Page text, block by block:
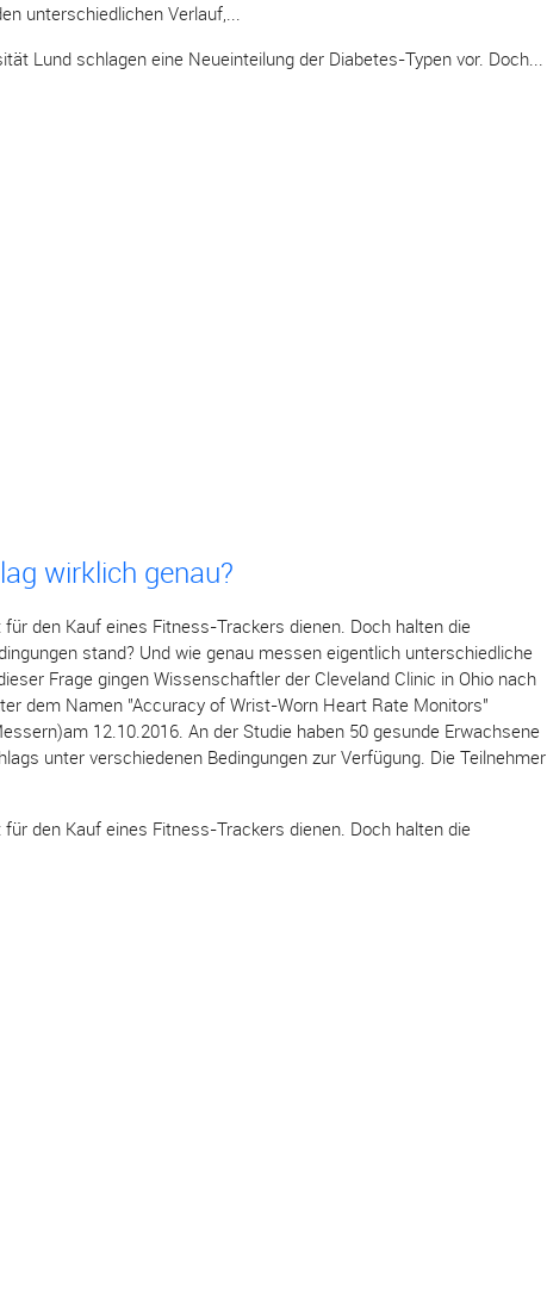
unterschiedlichen Verlauf,...
Lund schlagen eine Neueinteilung der Diabetes-Typen vor. Doch...
wirklich genau?
den Kauf eines Fitness-Trackers dienen. Doch halten die
stand? Und wie genau messen eigentlich unterschiedliche
Frage gingen Wissenschaftler der Cleveland Clinic in Ohio nach
dem Namen "Accuracy of Wrist-Worn Heart Rate Monitors"
12.10.2016. An der Studie haben 50 gesunde Erwachsene
unter verschiedenen Bedingungen zur Verfügung. Die Teilnehmer
den Kauf eines Fitness-Trackers dienen. Doch halten die